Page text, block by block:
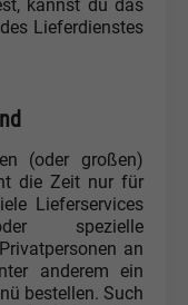
kannst du das
Lieferdienstes
(oder großen)
die Zeit nur für
Lieferservices
spezielle
an
anderem ein
bestellen. Such